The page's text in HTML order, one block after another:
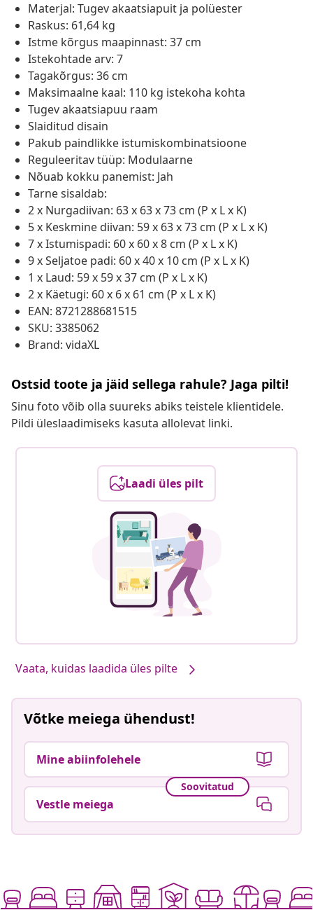
Materjal: Tugev akaatsiapuit ja polüester
Raskus: 61,64 kg
Istme kõrgus maapinnast: 37 cm
Istekohtade arv: 7
Tagakõrgus: 36 cm
Maksimaalne kaal: 110 kg istekoha kohta
Tugev akaatsiapuu raam
Slaiditud disain
Pakub paindlikke istumiskombinatsioone
Reguleeritav tüüp: Modulaarne
Nõuab kokku panemist: Jah
Tarne sisaldab:
2 x Nurgadiivan: 63 x 63 x 73 cm (P x L x K)
5 x Keskmine diivan: 59 x 63 x 73 cm (P x L x K)
7 x Istumispadi: 60 x 60 x 8 cm (P x L x K)
9 x Seljatoe padi: 60 x 40 x 10 cm (P x L x K)
1 x Laud: 59 x 59 x 37 cm (P x L x K)
2 x Käetugi: 60 x 6 x 61 cm (P x L x K)
EAN: 8721288681515
SKU: 3385062
Brand: vidaXL
Ostsid toote ja jäid sellega rahule? Jaga pilti!
Sinu foto võib olla suureks abiks teistele klientidele.
Pildi üleslaadimiseks kasuta allolevat linki.
Laadi üles pilt
Vaata, kuidas laadida üles pilte
Võtke meiega ühendust!
Mine abiinfolehele
Soovitatud
Vestle meiega